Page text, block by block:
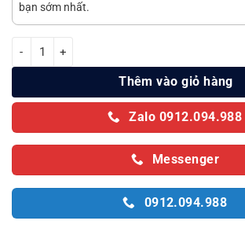
bạn sớm nhất.
Tủ đông Aqua 1 ngăn 251 lít AQF-C3501S số
Thêm vào giỏ hàng
Zalo 0912.094.988
Messenger
0912.094.988